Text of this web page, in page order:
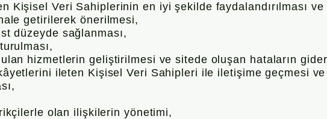
Kişisel Veri Sahiplerinin en iyi şekilde faydalandırılması
getirilerek önerilmesi,
düzeyde sağlanması,
hizmetlerin geliştirilmesi ve sitede oluşan hataların
ileten Kişisel Veri Sahipleri ile iletişime geçmesi
olan ilişkilerin yönetimi,